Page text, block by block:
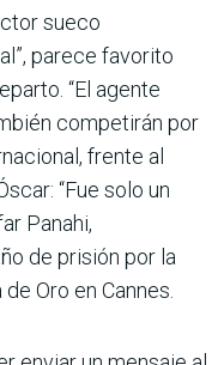
sueco
parece favorito
“El agente
competirán por
frente al
“Fue solo un
Panahi,
de prisión por la
Oro en Cannes.